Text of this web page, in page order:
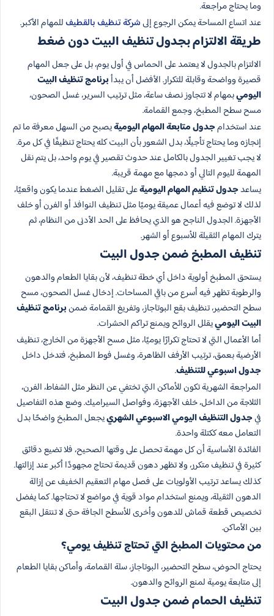
وما يحتاج مراجعة.
عند اتساع المساحة يمكن الرجوع إلىشركة تنظيف بالقطيفللمهام الأكبر.
طريقة الالتزام بجدول تنظيف البيت دون ضغط
الالتزام بالجدول لا يعتمد على الحماس في أول يوم، بل على جعل المهام
قصيرة وواضحة وقابلة للتكرار. الأفضل أن يبدأبرنامج تنظيف البيت
اليوميبمهام لا تتجاوز نصف ساعة، مثل ترتيب السرير، غسل الصحون،
مسح سطح المطبخ، وجمع القمامة.
عند استخدامجدول متابعة المهام اليوميةيصبح من السهل معرفة ما تم
إنجازه وما يحتاج تأجيلًا، بدل الشعور بأن البيت كله يحتاج تنظيفًا في كل مرة.
لا يجب تغيير الجدول بالكامل عند حدوث تقصير في يوم واحد، بل يتم نقل
المهمة لليوم التالي أو دمجها مع مهمة قريبة.
يساعدجدول تنظيم المهام اليوميةعلى تقليل الضغط عندما يكون واقعيًا،
لذلك لا توضع فيه أعمال عميقة يوميًا مثل تنظيف النوافذ أو الفرن أو خلف
الأجهزة. الجدول الناجح هو الذي يحافظ على الحد الأدنى من النظام، ثم
يترك المهام الثقيلة للأسبوع أو الشهر.
تنظيف المطبخ ضمن جدول البيت
يستحق المطبخ أولوية داخل أي خطة تنظيف، لأن بقايا الطعام والدهون
والرطوبة تظهر فيه أسرع من باقي المساحات. إدخال غسل الصحون، مسح
سطح التحضير، تنظيف بقع البوتاجاز، وتفريغ القمامة ضمنبرنامج تنظيف
البيت اليومييقلل الروائح ويمنع تراكم الحشرات.
أما الأعمال التي لا تحتاج تكرارًا يوميًا، مثل مسح الأجهزة من الخارج، تنظيف
الأرضية بعمق، ترتيب الأرفف الظاهرة، وغسل فوط المطبخ، فتدخل داخل
جدول اسبوعي للتنظيف.
المراجعة الشهرية تكون للأماكن التي تختفي عن النظر مثل الشفاط، الفرن،
الثلاجة من الداخل، خلف الأجهزة، وفواصل السيراميك. وضع هذه التفاصيل
فيجدول التنظيف اليومي الاسبوعي الشهرييجعل المطبخ واضحًا بدل
التعامل معه ككتلة واحدة.
الفائدة الأساسية أن كل مهمة تحصل على وقتها الصحيح، فلا تضيع دقائق
كثيرة في تنظيف متكرر، ولا تظهر دهون قديمة تحتاج مجهودًا أكبر عند إزالتها.
كذلك يساعد ترتيب الأولويات على فصل مهام التعقيم الخفيف عن إزالة
الدهون الثقيلة، ويمنع استخدام مواد قوية في مواضع لا تحتاجها. كما يفضل
تخصيص قطعة قماش للدهون وأخرى للأسطح الجافة حتى لا تنتقل البقع
بين الأماكن.
من محتويات المطبخ التي تحتاج تنظيف يومي؟
يحتاج الحوض، سطح التحضير، البوتاجاز، سلة القمامة، وأماكن بقايا الطعام
إلى متابعة يومية لمنع الروائح والدهون.
تنظيف الحمام ضمن جدول البيت